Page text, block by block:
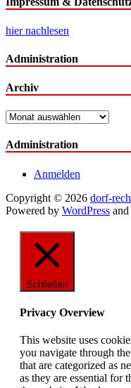
hier nachlesen
Administration
Archiv
Archiv
Administration
Anmelden
Copyright © 2026 dorf-
Powered by WordPress and
Schließen
Privacy Overview
This website uses
you navigate through
that are categorized as
as they are essential for